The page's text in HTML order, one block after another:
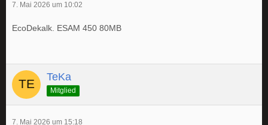
7. Mai 2026 um 10:02
EcoDekalk. ESAM 450 80MB
TeKa
Mitglied
7. Mai 2026 um 15:18